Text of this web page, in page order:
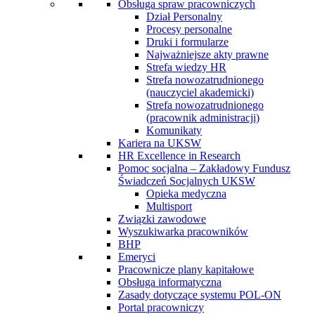
Obsługa spraw pracowniczych
Dział Personalny
Procesy personalne
Druki i formularze
Najważniejsze akty prawne
Strefa wiedzy HR
Strefa nowozatrudnionego
(nauczyciel akademicki)
Strefa nowozatrudnionego
(pracownik administracji)
Komunikaty
Kariera na UKSW
HR Excellence in Research
Pomoc socjalna – Zakładowy Fundusz
Świadczeń Socjalnych UKSW
Opieka medyczna
Multisport
Związki zawodowe
Wyszukiwarka pracowników
BHP
Emeryci
Pracownicze plany kapitałowe
Obsługa informatyczna
Zasady dotyczące systemu POL-ON
Portal pracowniczy